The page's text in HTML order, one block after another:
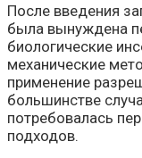
После введения
была вынуждена
биологические
механические
применение
большинстве
потребовалась
подходов.